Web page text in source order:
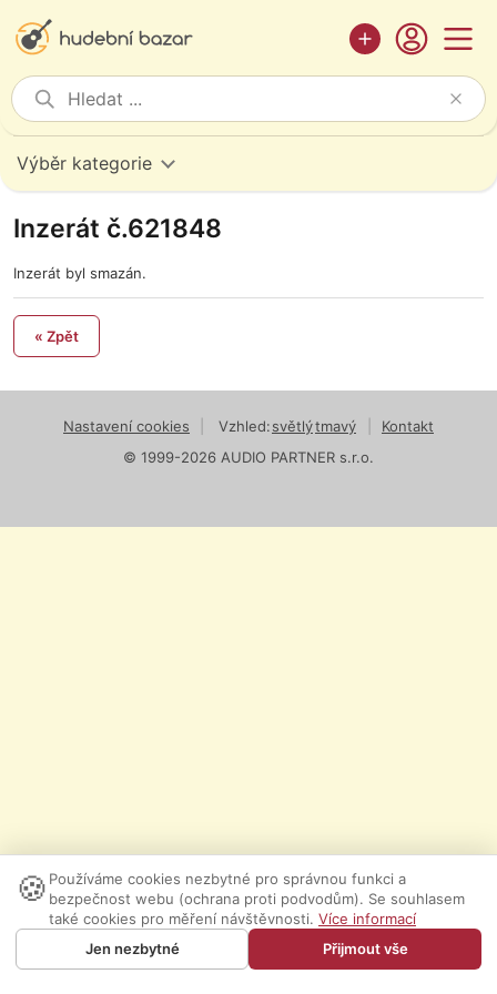
Výběr kategorie
Inzerát č.621848
Inzerát byl smazán.
« Zpět
Nastavení cookies Vzhled:světlýtmavý
Kontakt
© 1999-2026 AUDIO PARTNER s.r.o.
🍪 Používáme cookies nezbytné pro správnou funkci a
bezpečnost webu (ochrana proti podvodům). Se souhlasem
také cookies pro měření návštěvnosti. Více informací
Jen nezbytné
Přijmout vše